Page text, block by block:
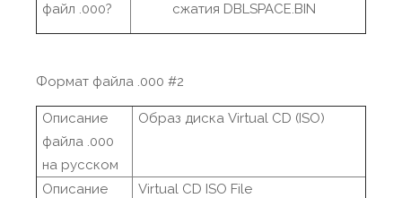
файл .000?
сжатия DBLSPACE.BIN
Формат файла .000 #2
Описание
файла .000
на русском
Образ диска Virtual CD (ISO)
Описание
Virtual CD ISO File